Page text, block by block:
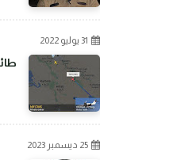
31 يوليو 2022
25 ديسمبر 2023